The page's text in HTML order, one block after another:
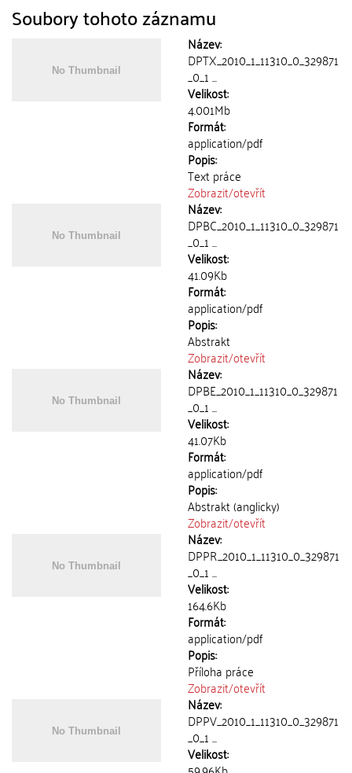
Soubory tohoto záznamu
Název:
DPTX_2010_1_11310_0_329871
_0_1 ...
Velikost:
4.001Mb
Formát:
application/pdf
Popis:
Text práce
Zobrazit/otevřít
Název:
DPBC_2010_1_11310_0_329871
_0_1 ...
Velikost:
41.09Kb
Formát:
application/pdf
Popis:
Abstrakt
Zobrazit/otevřít
Název:
DPBE_2010_1_11310_0_329871
_0_1 ...
Velikost:
41.07Kb
Formát:
application/pdf
Popis:
Abstrakt (anglicky)
Zobrazit/otevřít
Název:
DPPR_2010_1_11310_0_329871
_0_1 ...
Velikost:
164.6Kb
Formát:
application/pdf
Popis:
Příloha práce
Zobrazit/otevřít
Název:
DPPV_2010_1_11310_0_329871
_0_1 ...
Velikost: